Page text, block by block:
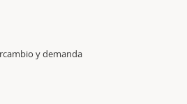
y demanda